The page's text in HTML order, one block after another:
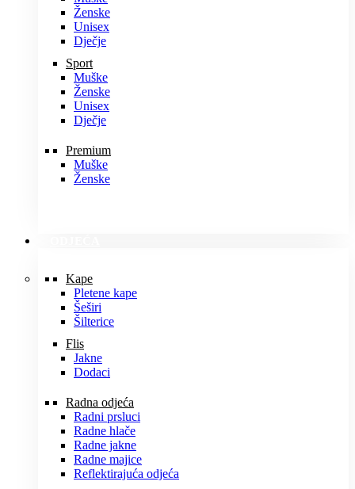
Ženske
Unisex
Dječje
Sport
Muške
Ženske
Unisex
Dječje
Premium
Muške
Ženske
Kape
Pletene kape
Šeširi
Šilterice
Flis
Jakne
Dodaci
Radna odjeća
Radni prsluci
Radne hlače
Radne jakne
Radne majice
Reflektirajuća odjeća